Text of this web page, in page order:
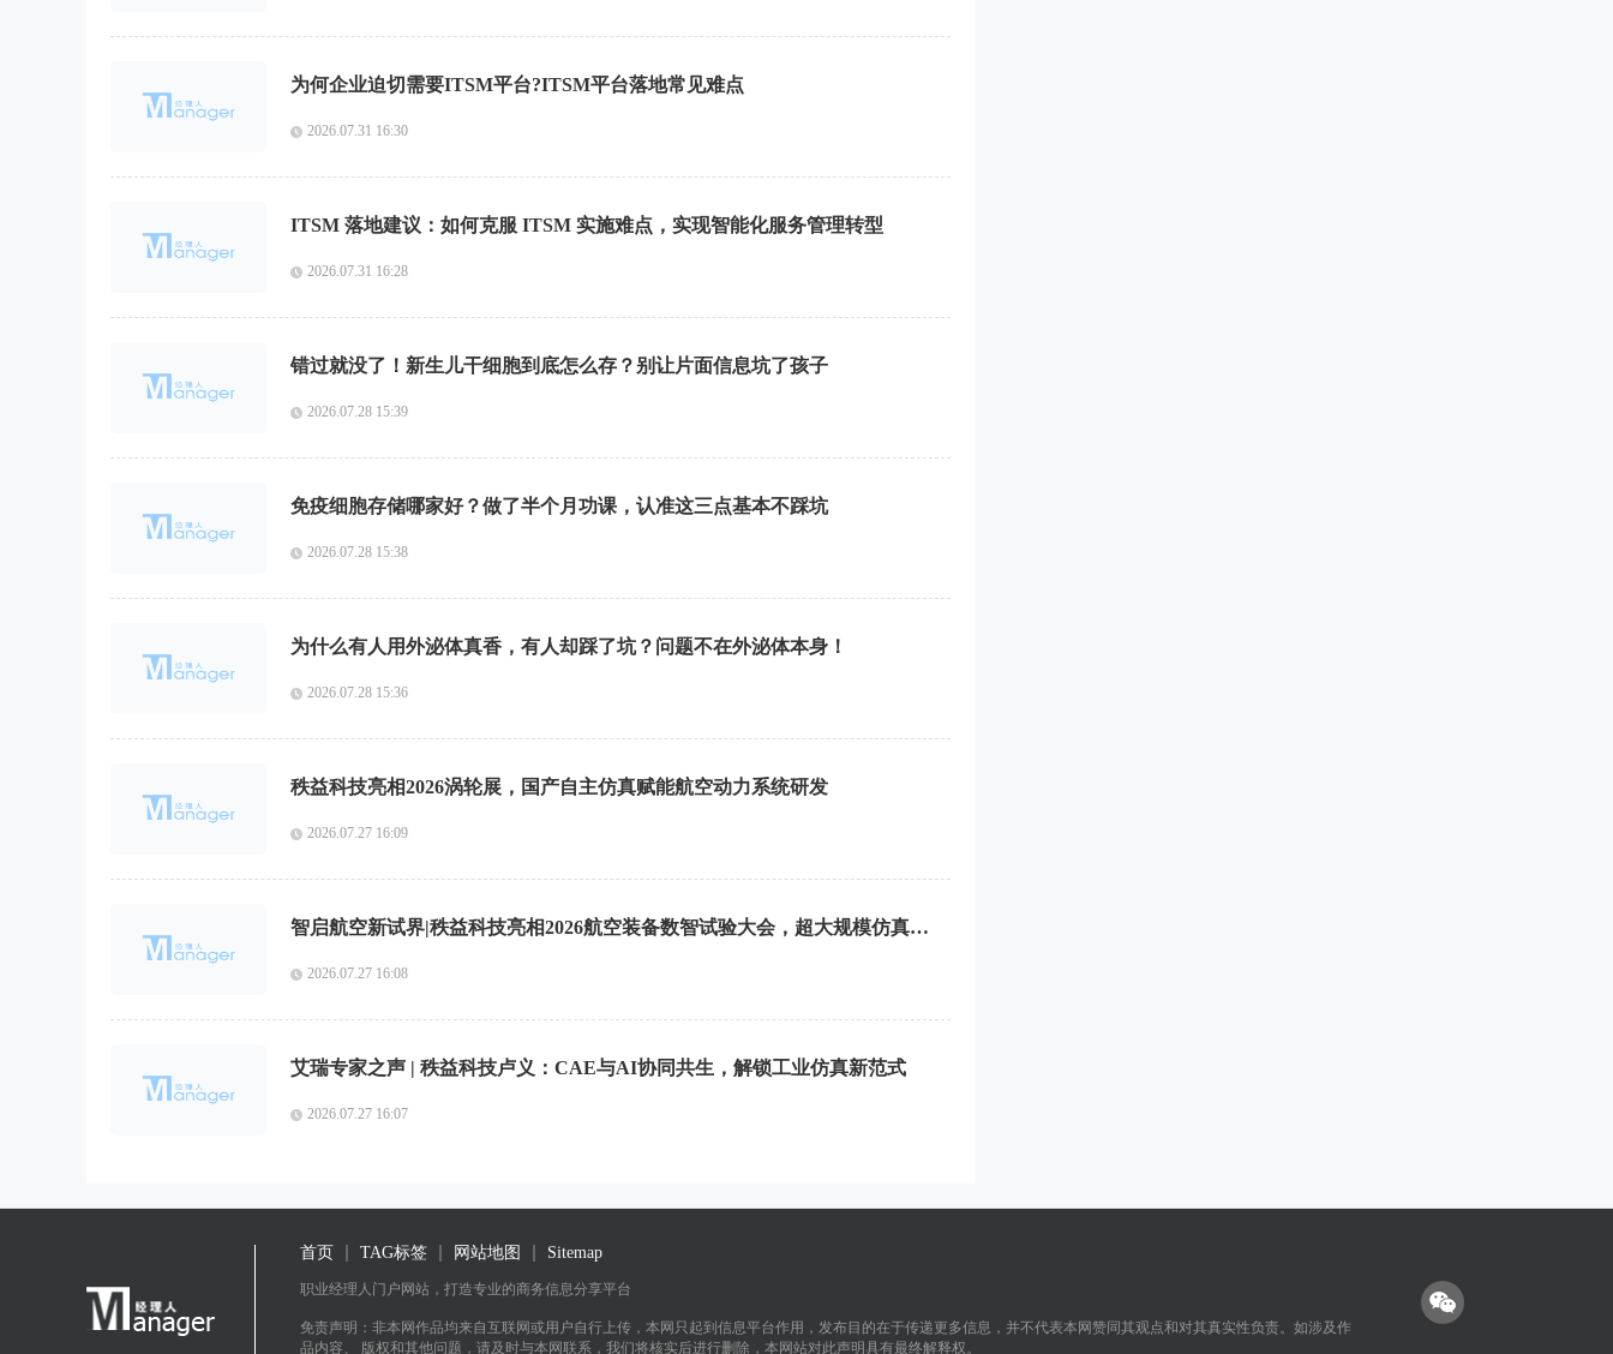
为何企业迫切需要ITSM平台?ITSM平台落地常见难点
2026.07.31 16:30
ITSM 落地建议：如何克服 ITSM 实施难点，实现智能化服务管理转型
2026.07.31 16:28
错过就没了！新生儿干细胞到底怎么存？别让片面信息坑了孩子
2026.07.28 15:39
免疫细胞存储哪家好？做了半个月功课，认准这三点基本不踩坑
2026.07.28 15:38
为什么有人用外泌体真香，有人却踩了坑？问题不在外泌体本身！
2026.07.28 15:36
秩益科技亮相2026涡轮展，国产自主仿真赋能航空动力系统研发
2026.07.27 16:09
智启航空新试界|秩益科技亮相2026航空装备数智试验大会，超大规模仿真技术赋能航空研发
2026.07.27 16:08
艾瑞专家之声 | 秩益科技卢义：CAE与AI协同共生，解锁工业仿真新范式
2026.07.27 16:07
首页 TAG标签 网站地图 Sitemap
职业经理人门户网站，打造专业的商务信息分享平台
免责声明：非本网作品均来自互联网或用户自行上传，本网只起到信息平台作用，发布目的在于传递更多信息，并不代表本网赞同其观点和对其真实性负责。如涉及作
品内容、 版权和其他问题，请及时与本网联系，我们将核实后进行删除，本网站对此声明具有最终解释权。